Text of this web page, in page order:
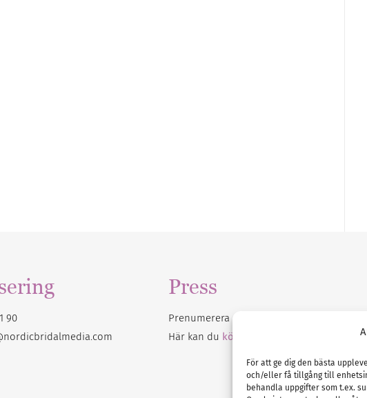
För att ge dig den bästa
och/eller få tillgång till
behandla uppgifter som t.ex.
90
Press
Prenumerera på vårt
Här kan du köpa Bröllopsmagasinet